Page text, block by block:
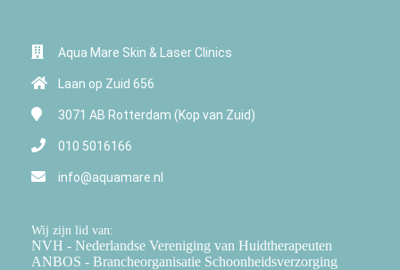
Aqua Mare Skin & Laser Clinics
Laan op Zuid 656
3071 AB Rotterdam (Kop van Zuid)
010 5016166
info@aquamare.nl
Wij zijn lid van:
NVH - Nederlandse Vereniging van Huidtherapeuten
ANBOS - Brancheorganisatie Schoonheidsverzorging